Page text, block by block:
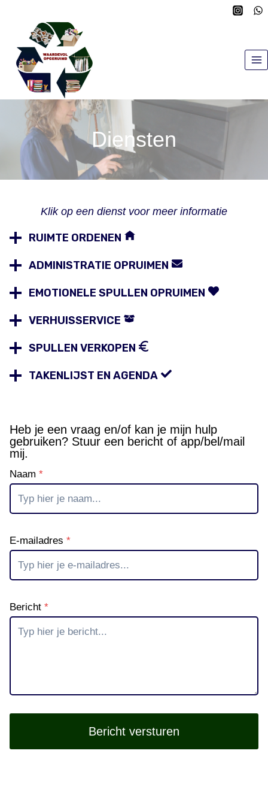
Diensten
Klik op een dienst voor meer informatie
RUIMTE ORDENEN
ADMINISTRATIE OPRUIMEN
EMOTIONELE SPULLEN OPRUIMEN
VERHUISSERVICE
SPULLEN VERKOPEN
TAKENLIJST EN AGENDA
Heb je een vraag en/of kan je mijn hulp
gebruiken? Stuur een bericht of app/bel/mail
mij.
Naam *
E-mailadres *
Bericht *
Bericht versturen